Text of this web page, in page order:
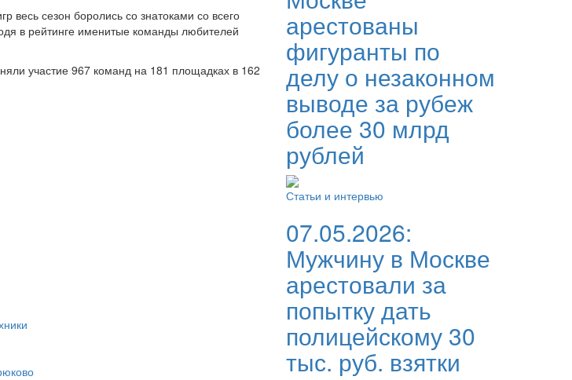
весь сезон боролись со знатоками со всего
в рейтинге именитые команды любителей
участие 967 команд на 181 площадках в 162
арестованы
фигуранты по
делу о незаконном
выводе за рубеж
более 30 млрд
рублей
Статьи и интервью
07.05.2026:
Мужчину в Москве
арестовали за
попытку дать
полицейскому 30
тыс. руб. взятки